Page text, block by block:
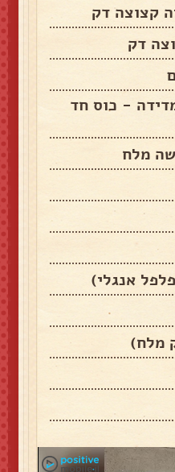
קצוצה דק
דק
- כוס חד
מלח
אנגלי)
מלח)